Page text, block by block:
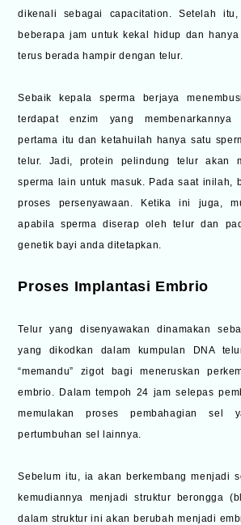
dikenali sebagai capacitation. Setelah itu,
beberapa jam untuk kekal hidup dan
terus berada hampir dengan telur.
Sebaik kepala sperma berjaya
terdapat enzim yang membenarkannya
pertama itu dan ketahuilah hanya satu
telur. Jadi, protein pelindung telur akan
sperma lain untuk masuk. Pada saat inilah,
proses persenyawaan. Ketika ini juga,
apabila sperma diserap oleh telur dan
genetik bayi anda ditetapkan.
Proses Implantasi Embrio
Telur yang disenyawakan dinamakan
yang dikodkan dalam kumpulan DNA
“memandu” zigot bagi meneruskan
embrio. Dalam tempoh 24 jam selepas
memulakan proses pembahagian sel
pertumbuhan sel lainnya.
Sebelum itu, ia akan berkembang menjadi
kemudiannya menjadi struktur berongga
dalam struktur ini akan berubah menjadi